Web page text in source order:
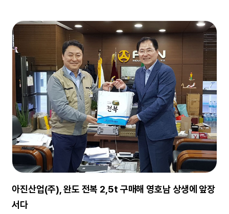
아진산업(주), 완도 전복 2,5t 구매해 영호남 상생에 앞장
서다